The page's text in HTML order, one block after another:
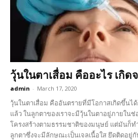
วุ้นในตาเสื่อม คืออะไร เกิด
admin - March 17, 2020
วุ้นในตาเสื่อม คืออันตรายที่มีโอกาสเกิดขึ้นไ
แล้ว ในลูกตาของเราจะมีวุ้นในตาอยู่ภายใน
โครงสร้างตามธรรมชาติของมนุษย์ แต่มันก็ท
ลูกตาซึ่งจะมีลักษณะเป็นเจลเนื้อใส ยึดติดอยู่